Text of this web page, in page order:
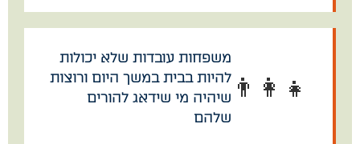
👨‍👩‍👧
משפחות עובדות שלא יכולות
להיות בבית במשך היום ורוצות
שיהיה מי שידאג להורים
שלהם